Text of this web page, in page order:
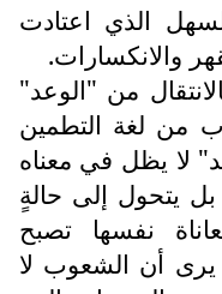
الذي اعتادت
والانكسارات.
من "الوعد"
من لغة التطمين
لا يظل في معناه
يتحول إلى حالةٍ
نفسها تصبح
أن الشعوب لا